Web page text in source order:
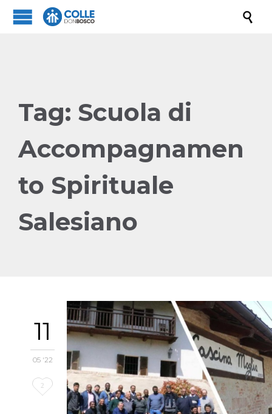

Tag: Scuola di
Accompagnamen
to Spirituale
Salesiano
11
05 '22
Love
2